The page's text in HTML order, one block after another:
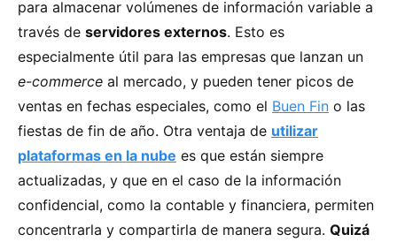
para almacenar volúmenes de información variable a
través de servidores externos. Esto es
especialmente útil para las empresas que lanzan un
e-commerce al mercado, y pueden tener picos de
ventas en fechas especiales, como el Buen Fin o las
fiestas de fin de año. Otra ventaja de utilizar
plataformas en la nube es que están siempre
actualizadas, y que en el caso de la información
confidencial, como la contable y financiera, permiten
concentrarla y compartirla de manera segura. Quizá